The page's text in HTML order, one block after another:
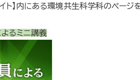
ト】内にある環境共生科学科のページ
るミニ講義